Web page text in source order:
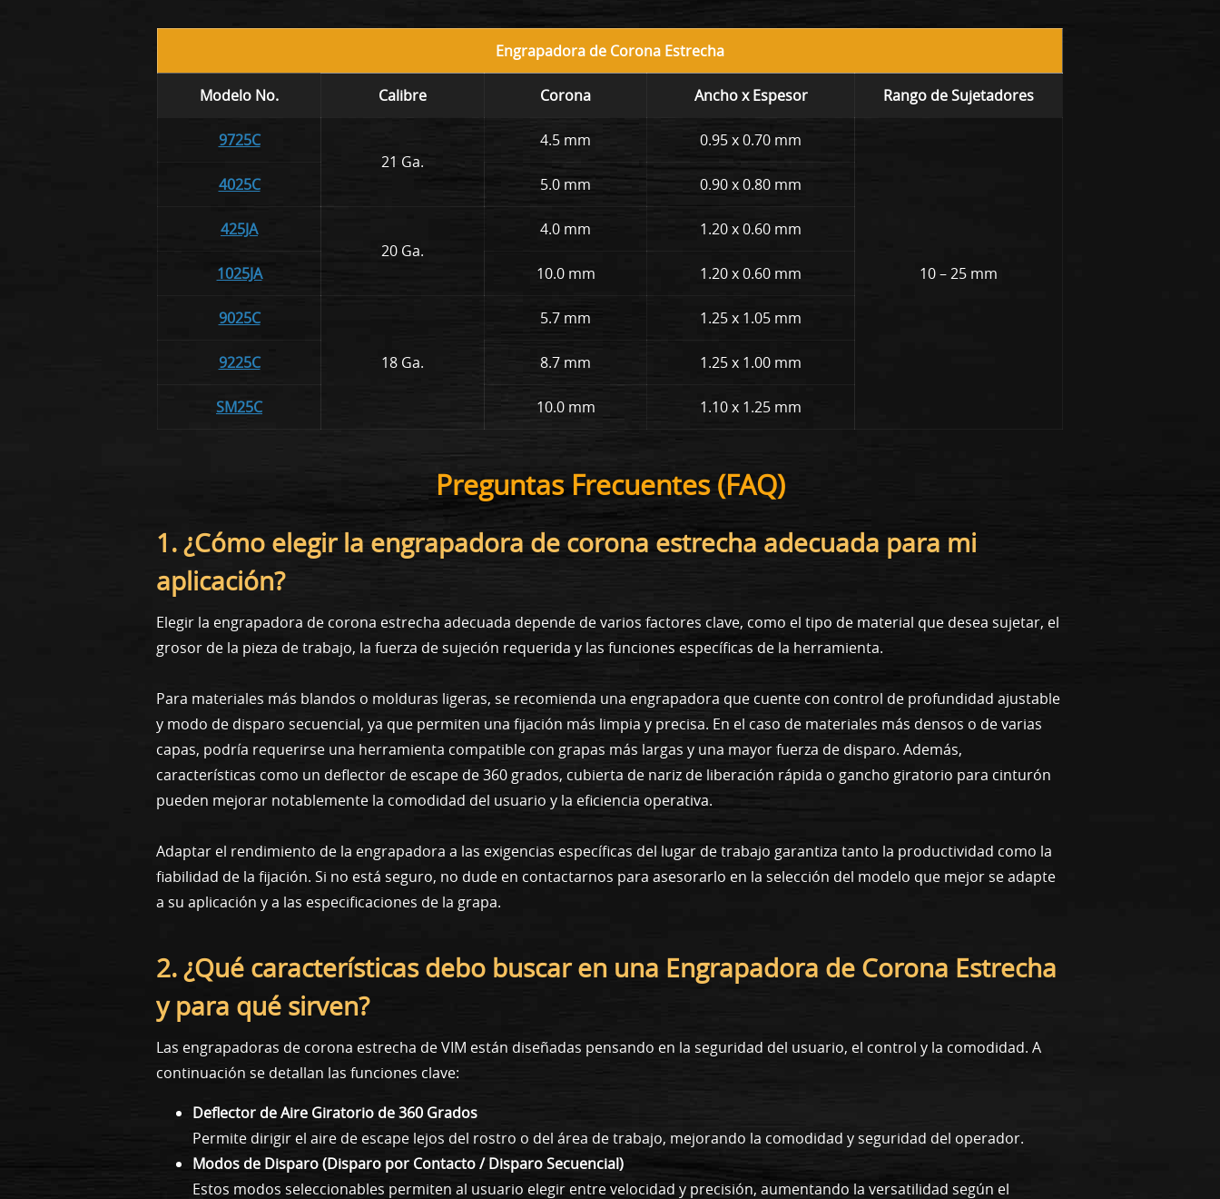
Engrapadora de Corona Estrecha
Modelo No. Calibre Corona Ancho x Espesor Rango de Sujetadores
9725C
21 Ga.
4.5 mm 0.95 x 0.70 mm
10 – 25 mm
4025C 5.0 mm 0.90 x 0.80 mm
425JA
20 Ga.
4.0 mm 1.20 x 0.60 mm
1025JA 10.0 mm 1.20 x 0.60 mm
9025C
18 Ga.
5.7 mm 1.25 x 1.05 mm
9225C 8.7 mm 1.25 x 1.00 mm
SM25C 10.0 mm 1.10 x 1.25 mm
Preguntas Frecuentes (FAQ)
1. ¿Cómo elegir la engrapadora de corona estrecha adecuada para mi
aplicación?
Elegir la engrapadora de corona estrecha adecuada depende de varios factores clave, como el tipo de material que desea sujetar, el
grosor de la pieza de trabajo, la fuerza de sujeción requerida y las funciones específicas de la herramienta.
Para materiales más blandos o molduras ligeras, se recomienda una engrapadora que cuente con control de profundidad ajustable
y modo de disparo secuencial, ya que permiten una fijación más limpia y precisa. En el caso de materiales más densos o de varias
capas, podría requerirse una herramienta compatible con grapas más largas y una mayor fuerza de disparo. Además,
características como un deflector de escape de 360 grados, cubierta de nariz de liberación rápida o gancho giratorio para cinturón
pueden mejorar notablemente la comodidad del usuario y la eficiencia operativa.
Adaptar el rendimiento de la engrapadora a las exigencias específicas del lugar de trabajo garantiza tanto la productividad como la
fiabilidad de la fijación. Si no está seguro, no dude en contactarnos para asesorarlo en la selección del modelo que mejor se adapte
a su aplicación y a las especificaciones de la grapa.
2. ¿Qué características debo buscar en una Engrapadora de Corona Estrecha
y para qué sirven?
Las engrapadoras de corona estrecha de VIM están diseñadas pensando en la seguridad del usuario, el control y la comodidad. A
continuación se detallan las funciones clave:
Deflector de Aire Giratorio de 360 Grados
Permite dirigir el aire de escape lejos del rostro o del área de trabajo, mejorando la comodidad y seguridad del operador.
Modos de Disparo (Disparo por Contacto / Disparo Secuencial)
Estos modos seleccionables permiten al usuario elegir entre velocidad y precisión, aumentando la versatilidad según el